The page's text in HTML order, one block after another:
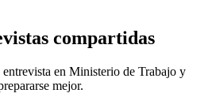
compartidas
en Ministerio de Trabajo y
mejor.